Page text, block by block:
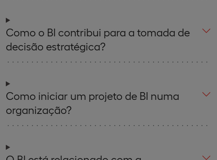
Como o BI contribui para a tomada de
decisão estratégica?
Como iniciar um projeto de BI numa
organização?